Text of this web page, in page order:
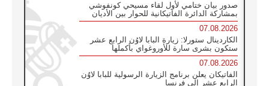
صدور بيان ختامي لأول لقاء مسيحي كونفوشي
بمشاركة الدائرة الفاتيكانية للحوار بين الأديان
07.08.2026
الكاردينال ستورلا: زيارة البابا لاوُن الرابع عشر
ستكون بشرى سارة للأوروغواي بأكملها
07.08.2026
الفاتيكان يعلن برنامج الزيارة الرسولية للبابا لاوُن
الرابع عشر إلى فرنسا